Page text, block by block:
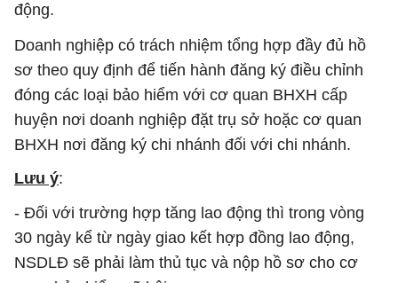
động.
Doanh nghiệp có trách nhiệm tổng hợp đầy đủ hồ
sơ theo quy định để tiến hành đăng ký điều chỉnh
đóng các loại bảo hiểm với cơ quan BHXH cấp
huyện nơi doanh nghiệp đặt trụ sở hoặc cơ quan
BHXH nơi đăng ký chi nhánh đối với chi nhánh.
Lưu ý:
- Đối với trường hợp tăng lao động thì trong vòng
30 ngày kể từ ngày giao kết hợp đồng lao động,
NSDLĐ sẽ phải làm thủ tục và nộp hồ sơ cho cơ